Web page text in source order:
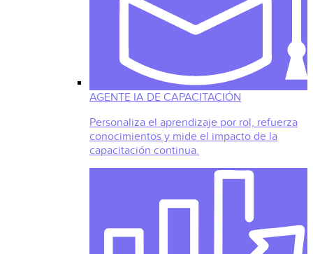
AGENTE IA DE CAPACITACIÓN
Personaliza el aprendizaje por rol, refuerza
conocimientos y mide el impacto de la
capacitación continua.